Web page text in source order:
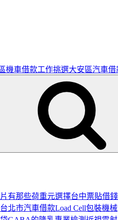
機車借款工作挑選大安區汽車借
有那些荷重元選擇台中票貼借錢
北市汽車借款Load Cell包裝機械